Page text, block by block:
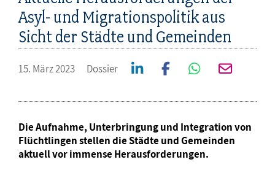
Asyl- und Migrationspolitik aus
Sicht der Städte und Gemeinden
15. März 2023 Dossier
Die Aufnahme, Unterbringung und Integration von
Flüchtlingen stellen die Städte und Gemeinden
aktuell vor immense Herausforderungen.